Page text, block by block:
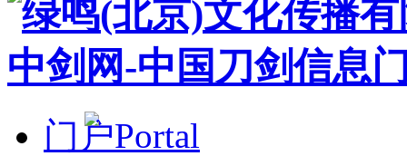
门户Portal